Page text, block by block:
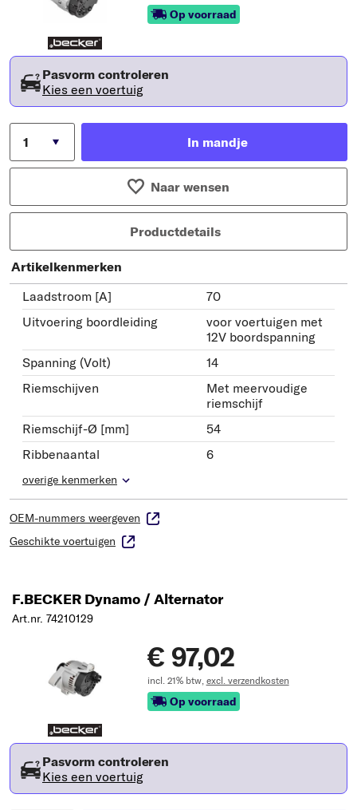
Op voorraad
Pasvorm controleren
Kies een voertuig
In mandje
Naar wensen
Productdetails
Artikelkenmerken
Laadstroom [A]
70
Uitvoering boordleiding
voor voertuigen met
12V boordspanning
Spanning (Volt)
14
Riemschijven
Met meervoudige
riemschijf
Riemschijf-Ø [mm]
54
Ribbenaantal
6
overige kenmerken
OEM-nummers weergeven
Geschikte voertuigen
F.BECKER Dynamo / Alternator
Art.nr. 74210129
€ 97,02
incl. 21% btw, excl. verzendkosten
Op voorraad
Pasvorm controleren
Kies een voertuig